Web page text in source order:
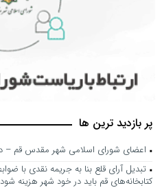
پر بازدید ترین ها
اعضای شورای اسلامی شهر مقدس قم –
تبدیل آرای قلع بنا به جریمه نقدی با
کتابخانه‌های قم باید در خود شهر هزینه شود